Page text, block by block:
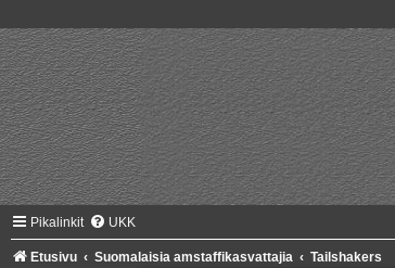
Pikalinkit UKK
Etusivu Suomalaisia amstaffikasvattajia Tailshakers